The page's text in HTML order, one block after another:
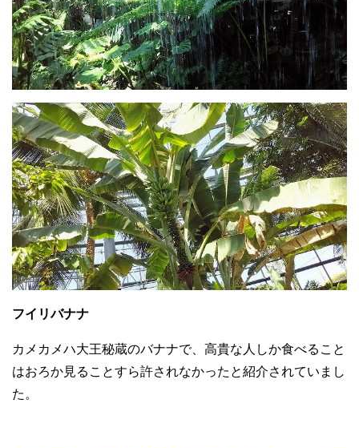
フイリバナナ
カメカメハ大王秘蔵のバナナで、高貴な人しか食べること
はおろか見ることすら許されなかったと紹介されていまし
た。